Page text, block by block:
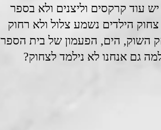
עוד קרקסים וליצנים ולא בספר
הילדים נשמע צלול ולא רחוק
השוק, הים, הפעמון של בית הספר
גם אנחנו לא נילמד לצחוק?